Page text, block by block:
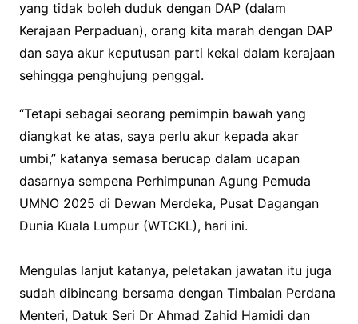
yang tidak boleh duduk dengan DAP (dalam
Kerajaan Perpaduan), orang kita marah dengan DAP
dan saya akur keputusan parti kekal dalam kerajaan
sehingga penghujung penggal.
“Tetapi sebagai seorang pemimpin bawah yang
diangkat ke atas, saya perlu akur kepada akar
umbi,” katanya semasa berucap dalam ucapan
dasarnya sempena Perhimpunan Agung Pemuda
UMNO 2025 di Dewan Merdeka, Pusat Dagangan
Dunia Kuala Lumpur (WTCKL), hari ini.
Mengulas lanjut katanya, peletakan jawatan itu juga
sudah dibincang bersama dengan Timbalan Perdana
Menteri, Datuk Seri Dr Ahmad Zahid Hamidi dan